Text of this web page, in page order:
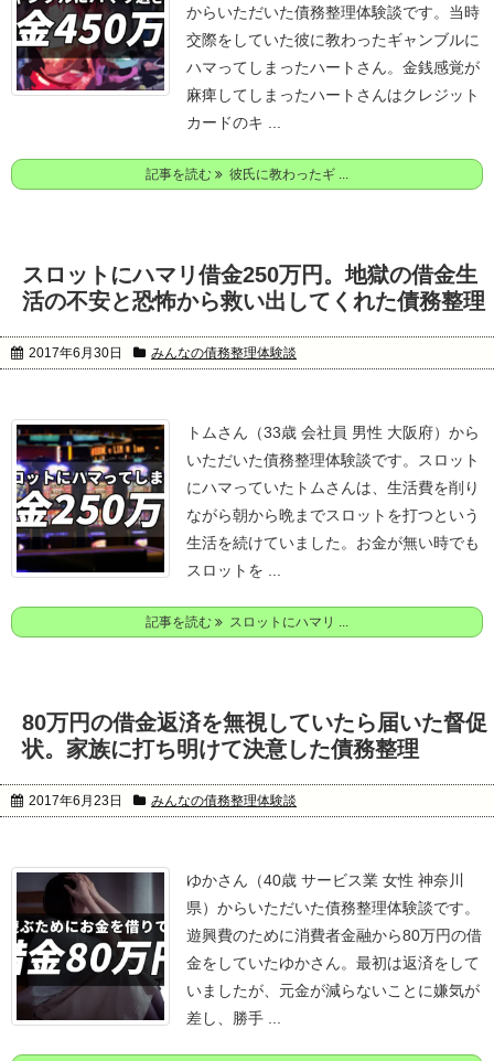
からいただいた債務整理体験談です。 当時
交際をしていた彼に教わったギャンブルに
ハマってしまったハートさん。 金銭感覚が
麻痺してしまったハートさんはクレジット
カードのキ ...
記事を読む 彼氏に教わったギ ...
スロットにハマリ借金250万円。地獄の借金生
活の不安と恐怖から救い出してくれた債務整理
2017年6月30日 みんなの債務整理体験談
トムさん（33歳 会社員 男性 大阪府）から
いただいた債務整理体験談です。
スロット
にハマっていたトムさんは、生活費を削り
ながら朝から晩までスロットを打つという
生活を続けていました。 お金が無い時でも
スロットを ...
記事を読む スロットにハマリ ...
80万円の借金返済を無視していたら届いた督促
状。家族に打ち明けて決意した債務整理
2017年6月23日 みんなの債務整理体験談
ゆかさん（40歳 サービス業 女性 神奈川
県）からいただいた債務整理体験談です。
遊興費のために消費者金融から80万円の借
金をしていたゆかさん。 最初は返済をして
いましたが、元金が減らないことに嫌気が
差し、勝手 ...